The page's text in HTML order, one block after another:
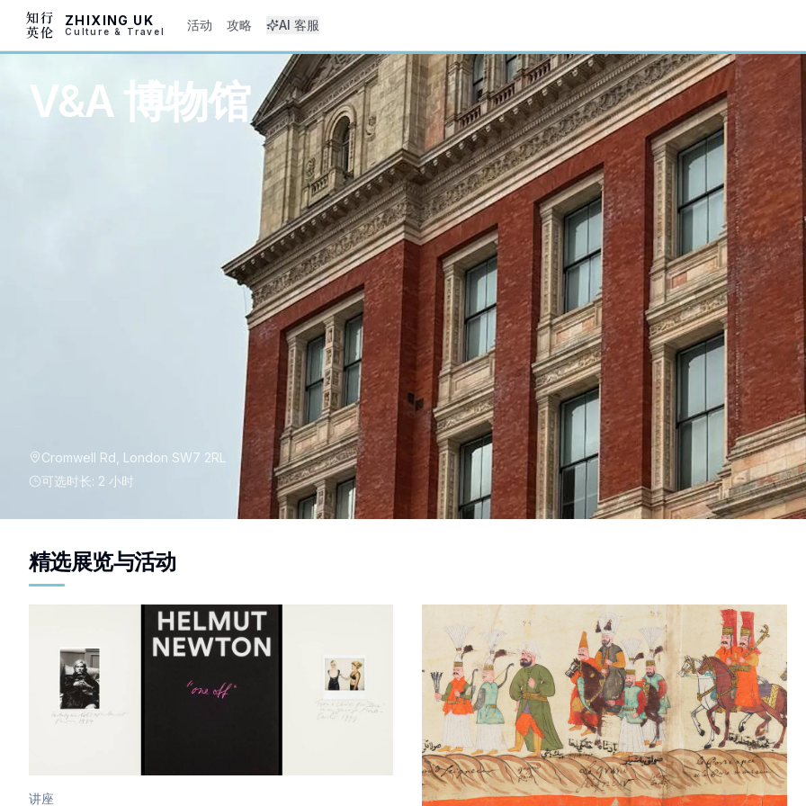
ZHIXING UK
Culture & Travel 活动 攻略 AI 客服
V&A 博物馆
Cromwell Rd, London SW7 2RL
可选时长: 2 小时
精选展览与活动
讲座